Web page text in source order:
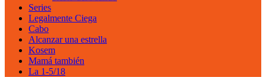
Series
Legalmente Ciega
Cabo
Alcanzar una estrella
Kosem
Mamá también
La 1-5/18